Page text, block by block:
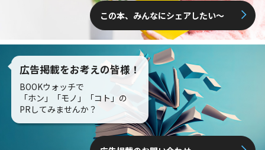
この本、みんなにシェアしたい〜
広告掲載をお考えの皆様！
BOOKウォッチで
「ホン」「モノ」「コト」の
PRしてみませんか？